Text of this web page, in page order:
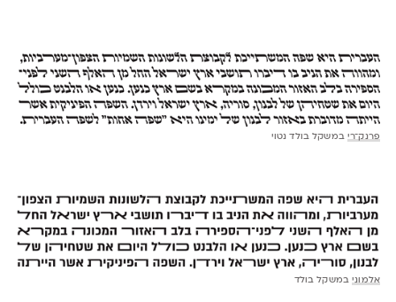
פרנק־ריבמשקל בולד נטוי
אלמוניבמשקל בולד